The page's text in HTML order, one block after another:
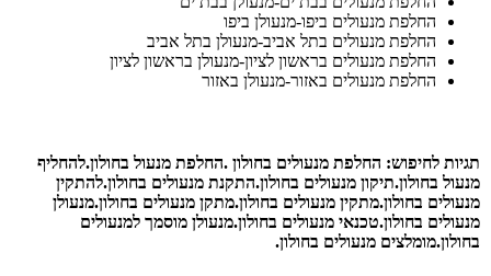
החלפת מנעולים ביפו-מנעולן ביפו
החלפת מנעולים בתל אביב-מנעולן בתל אביב
החלפת מנעולים בראשון לציון-מנעולן בראשון לציון
החלפת מנעולים באזור-מנעולן באזור
תגיות לחיפוש: החלפת מנעולים בחולון .החלפת מנעול בחולון.להחליף
מנעול בחולון.תיקון מנעולים בחולון.התקנת מנעולים בחולון.להתקין
מנעולים בחולון.מתקין מנעולים בחולון.מתקן מנעולים בחולון.מנעולן
מנעולים בחולון.טכנאי מנעולים בחולון.מנעולן מוסמך למנעולים
בחולון.מומלצים מנעולים בחולון.